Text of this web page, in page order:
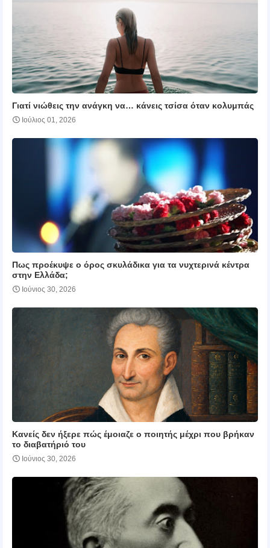
Γιατί νιώθεις την ανάγκη να… κάνεις τσίσα όταν κολυμπάς
Ιούλιος 01, 2026
Πως προέκυψε ο όρος σκυλάδικα για τα νυχτερινά κέντρα
στην Ελλάδα;
Ιούνιος 30, 2026
Κανείς δεν ήξερε πώς έμοιαζε ο ποιητής μέχρι που βρήκαν
το διαβατήριό του
Ιούνιος 30, 2026